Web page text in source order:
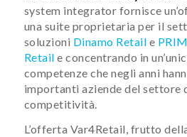
system integrator fornisce
una suite proprietaria per il
soluzioni Dinamo Retail e
Retail e concentrando in
competenze che negli anni
importanti aziende del settore
competitività.
L’offerta Var4Retail, frutto